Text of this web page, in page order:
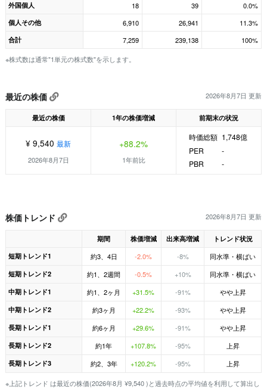
外国個人 18 39 0.0%
個人その他 6,910 26,941 11.3%
合計 7,259 239,138
100%
※株式数は通常"1単元の株式数"を示します。
最近の株価 2026年8月7日 更新
最近の株価 1年の株価増減 前期末の状況
¥ 9,540 最新
2026年8月7日
+88.2%
1年前比
時価総額 1,748億
PER
-
PBR
-
株価トレンド 2026年8月7日 更新
期間 株価増減 出来高増減
トレンド状況
短期トレンド1
約3、4日 -2.0% -8% 同水準・横ばい
短期トレンド2 約1、2週間 -0.5% +10% 同水準・横ばい
中期トレンド1 約1、2ヶ月 +31.5% -91% やや上昇
中期トレンド2 約3ヶ月 +22.2% -93% やや上昇
長期トレンド1 約6ヶ月 +29.6% -91% やや上昇
長期トレンド2 約1年 +107.8% -95% 上昇
長期トレンド3 約2、3年 +120.2% -95% 上昇
※上記トレンド は最近の株価(2026年8月 ¥9,540 )と過去時点の平均値を利用して算出し